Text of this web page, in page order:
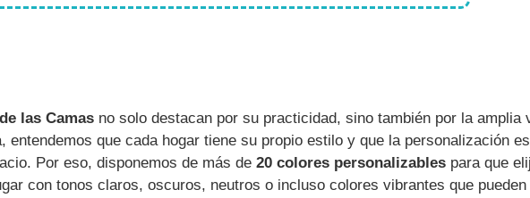
las Camas no solo destacan por su practicidad, sino también por la amplia
entendemos que cada hogar tiene su propio estilo y que la personalización
Por eso, disponemos de más de 20 colores personalizables para que
con tonos claros, oscuros, neutros o incluso colores vibrantes que